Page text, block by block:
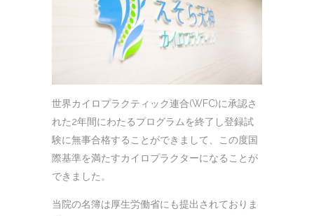
世界カイロプラクティック連合(WFC)に承認さ
れた2年間にわたるプログラムを終了し登録試
験に無事合格することができまして、この度国
際基準を満たすカイロプラクターになることが
できました。
当院の名簿は厚生労働省にも提出されておりま